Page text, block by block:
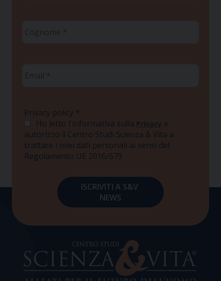
Privacy policy *
Ho letto l'informativa sulla Privacy e
autorizzo il Centro Studi Scienza & Vita a
trattare i miei dati personali ai sensi del
Regolamento UE 2016/679